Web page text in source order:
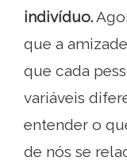
indivíduo.
que a
que cada
variáveis
entender o
de nós se